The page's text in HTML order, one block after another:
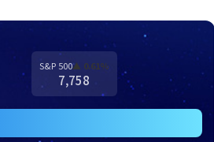
S&P 500▲ 0.61%
7,758